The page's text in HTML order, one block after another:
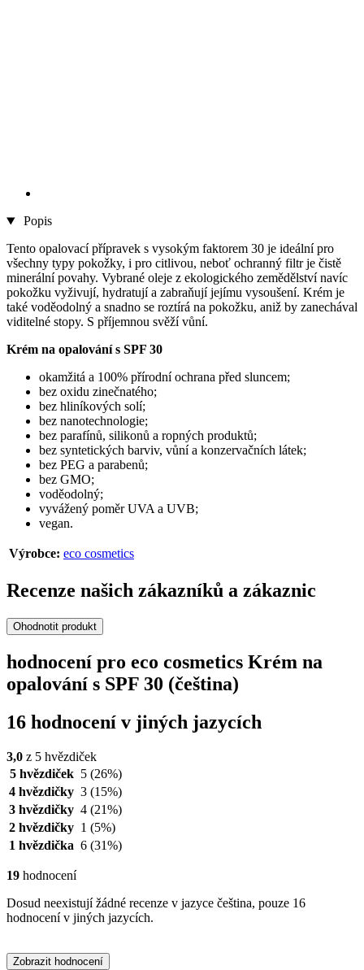
Popis
Tento opalovací přípravek s vysokým faktorem 30 je ideální pro
všechny typy pokožky, i pro citlivou, neboť ochranný filtr je čistě
minerální povahy. Vybrané oleje z ekologického zemědělství navíc
pokožku vyživují, hydratují a zabraňují jejímu vysoušení. Krém je
také voděodolný a snadno se roztírá na pokožku, aniž by zanechával
viditelné stopy. S příjemnou svěží vůní.
Krém na opalování s SPF 30
okamžitá a 100% přírodní ochrana před sluncem;
bez oxidu zinečnatého;
bez hliníkových solí;
bez nanotechnologie;
bez parafínů, silikonů a ropných produktů;
bez syntetických barviv, vůní a konzervačních látek;
bez PEG a parabenů;
bez GMO;
voděodolný;
vyvážený poměr UVA a UVB;
vegan.
Výrobce: eco cosmetics
Recenze našich zákazníků a zákaznic
Ohodnotit produkt
hodnocení pro eco cosmetics Krém na
opalování s SPF 30 (čeština)
16 hodnocení v jiných jazycích
3,0 z 5 hvězdiček
5 hvězdiček 5 (26%)
4 hvězdičky 3 (15%)
3 hvězdičky 4 (21%)
2 hvězdičky 1 (5%)
1 hvězdička 6 (31%)
19 hodnocení
Dosud neexistují žádné recenze v jazyce čeština, pouze 16
hodnocení v jiných jazycích.
Zobrazit hodnocení